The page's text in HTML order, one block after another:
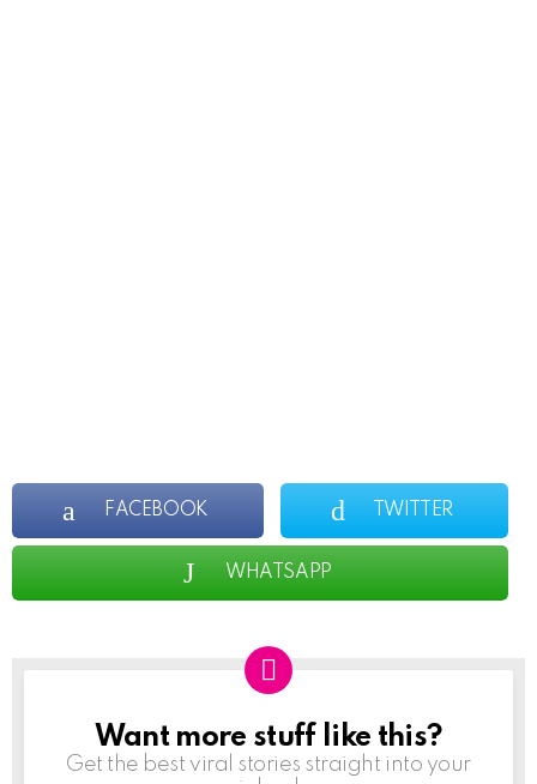
FACEBOOK TWITTER
WHATSAPP
NEWSLETTER
Want more stuff like this?
Get the best viral stories straight into your